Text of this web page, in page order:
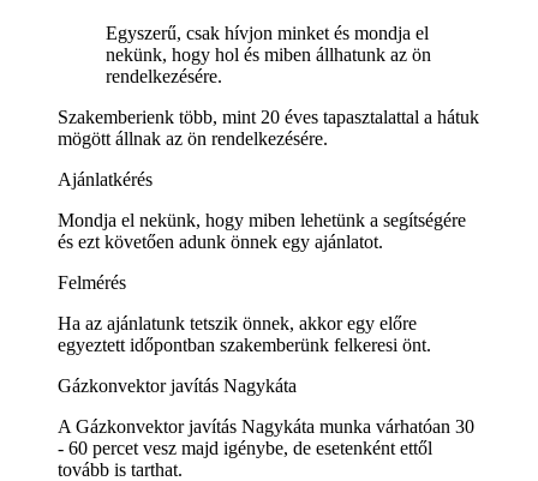
Egyszerű, csak hívjon minket és mondja el
nekünk, hogy hol és miben állhatunk az ön
rendelkezésére.
Szakemberienk több, mint 20 éves tapasztalattal a hátuk
mögött állnak az ön rendelkezésére.
Ajánlatkérés
Mondja el nekünk, hogy miben lehetünk a segítségére
és ezt követően adunk önnek egy ajánlatot.
Felmérés
Ha az ajánlatunk tetszik önnek, akkor egy előre
egyeztett időpontban szakemberünk felkeresi önt.
Gázkonvektor javítás Nagykáta
A Gázkonvektor javítás Nagykáta munka várhatóan 30
- 60 percet vesz majd igénybe, de esetenként ettől
tovább is tarthat.